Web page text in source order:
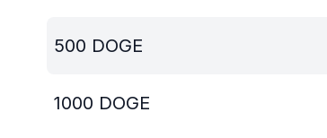
500 DOGE
1000 DOGE